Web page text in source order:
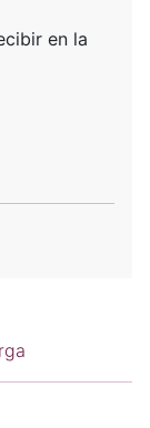
en la